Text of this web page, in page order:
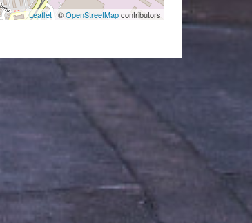
Leaflet | ©OpenStreetMapcontributors